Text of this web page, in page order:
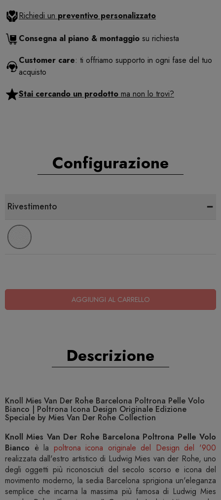
Richiedi un preventivo personalizzato
Consegna al piano & montaggio su richiesta
Customer care: ti offriamo supporto in ogni fase del tuo
acquisto
Stai cercando un prodotto ma non lo trovi?
Configurazione
Rivestimento -
AGGIUNGI AL CARRELLO
Descrizione
Knoll Mies Van Der Rohe Barcelona Poltrona Pelle Volo
Bianco | Poltrona Icona Design Originale Edizione
Speciale by Mies Van Der Rohe Collection
Knoll Mies Van Der Rohe Barcelona Poltrona Pelle Volo
Bianco è la poltrona icona originale del Design del '900
realizzata dall'estro artistico di Ludwig Mies van der Rohe, uno
degli oggetti più riconosciuti del secolo scorso e icona del
movimento moderno, la sedia Barcelona sprigiona un'eleganza
semplice che incarna la massima più famosa di Ludwig Mies